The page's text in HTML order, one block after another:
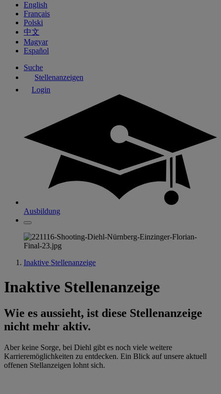
English
Français
Polski
中文
Magyar
Español
Suche
Stellenanzeigen
Login
Ausbildung
Inaktive Stellenanzeige
Inaktive Stellenanzeige
Wie es aussieht, ist diese Stellenanzeige
nicht mehr aktiv.
Aber keine Sorge, bei Diehl gibt es noch viele weitere
Karrieremöglichkeiten zu entdecken. Ein Blick auf unsere aktuell
offenen Stellanzeigen lohnt sich.